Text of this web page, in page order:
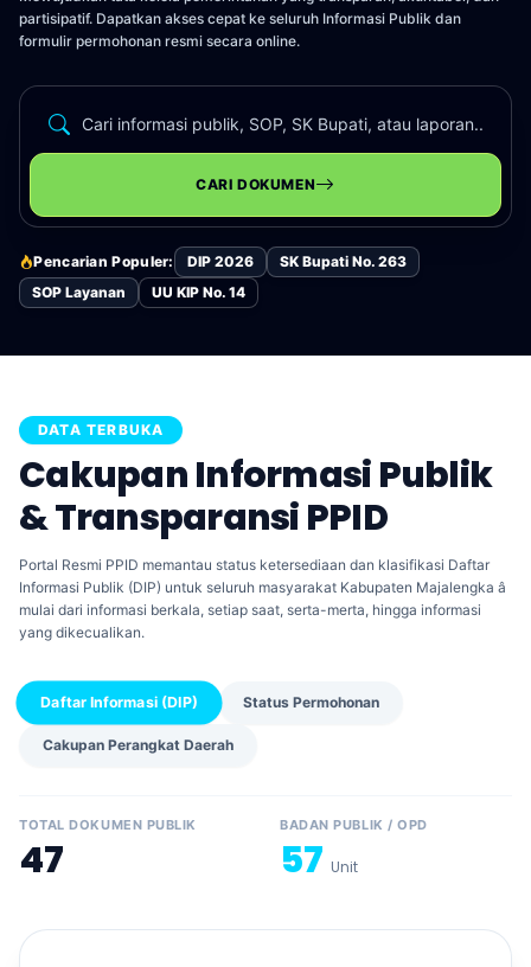
partisipatif. Dapatkan akses cepat ke seluruh Informasi Publik dan
formulir permohonan resmi secara online.
CARI DOKUMEN
Pencarian Populer: DIP 2026
SK Bupati No. 263
SOP Layanan
UU KIP No. 14
DATA TERBUKA
Cakupan Informasi Publik
& Transparansi PPID
Portal Resmi PPID memantau status ketersediaan dan klasifikasi Daftar
Informasi Publik (DIP) untuk seluruh masyarakat Kabupaten Majalengka â
mulai dari informasi berkala, setiap saat, serta-merta, hingga informasi
yang dikecualikan.
Daftar Informasi (DIP) Status Permohonan
Cakupan Perangkat Daerah
TOTAL DOKUMEN PUBLIK
47
BADAN PUBLIK / OPD
57 Unit